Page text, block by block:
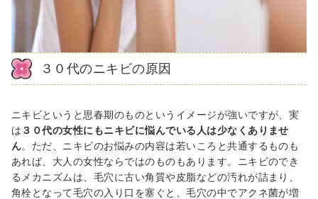
３０ 代のニキビの原因
ニキビというと思春期のものというイメージが強いですが、実
は ３０代の女性にもニキビに悩んでいる人は少なくありませ
ん。ただ、ニキビのお悩みの内容は若いころと共通するものも
あれば、大人の女性ならではのものもあります。ニキビのでき
るメカニズムは、毛穴に古い角質や皮脂などの汚れが詰まり、
角栓となって毛穴の入り口を塞ぐと、毛穴の中でアクネ菌が増